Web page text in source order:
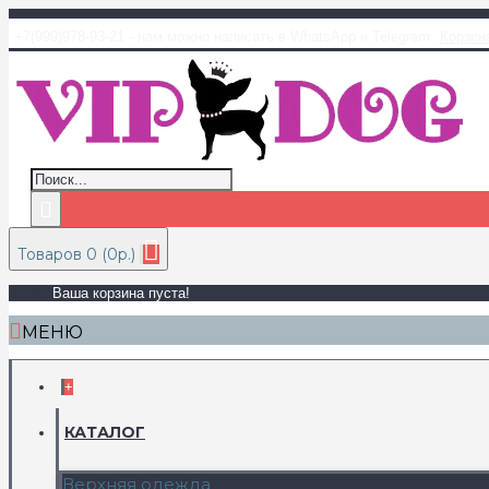
Товаров 0 (0р.)
Ваша корзина пуста!
МЕНЮ
+
КАТАЛОГ
Верхняя одежда